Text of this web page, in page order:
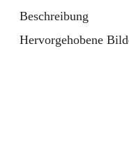
Beschreibung
Hervorgehobene